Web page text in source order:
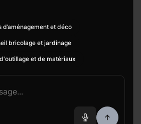
d’aménagement et déco
bricolage et jardinage
et de matériaux